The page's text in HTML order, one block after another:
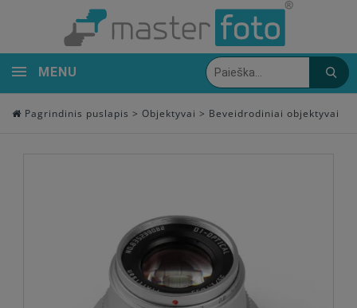
MENU
Pagrindinis puslapis > Objektyvai > Beveidrodiniai objektyvai